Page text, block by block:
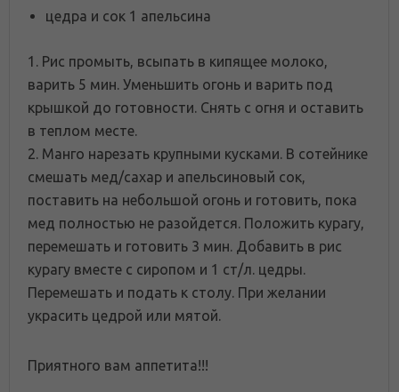
цедра и сок 1 апельсина
1. Рис промыть, всыпать в кипящее молоко,
варить 5 мин. Уменьшить огонь и варить под
крышкой до готовности. Снять с огня и оставить
в теплом месте.
2. Манго нарезать крупными кусками. В сотейнике
смешать мед/сахар и апельсиновый сок,
поставить на небольшой огонь и готовить, пока
мед полностью не разойдется. Положить курагу,
перемешать и готовить 3 мин. Добавить в рис
курагу вместе с сиропом и 1 ст/л. цедры.
Перемешать и подать к столу. При желании
украсить цедрой или мятой.
Приятного вам аппетита!!!